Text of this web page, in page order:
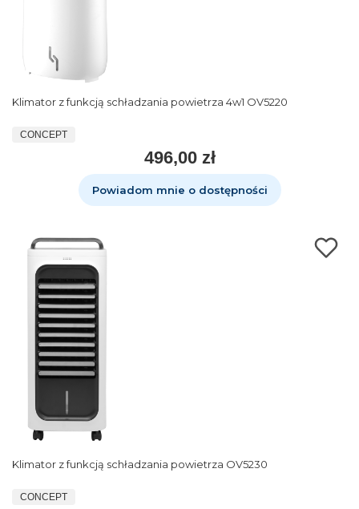
Klimator z funkcją schładzania powietrza 4w1 OV5220
CONCEPT
496,00 zł
Powiadom mnie o dostępności
Klimator z funkcją schładzania powietrza OV5230
CONCEPT